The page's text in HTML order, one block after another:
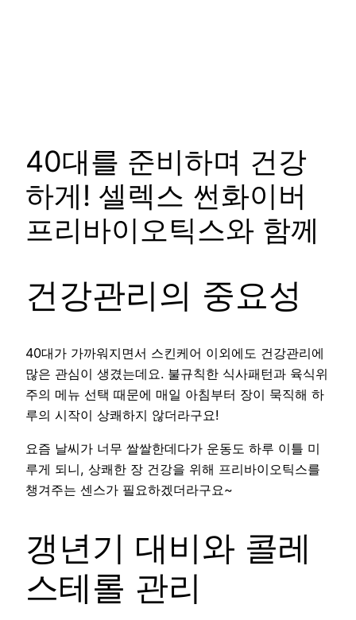
40대를 준비하며 건강
하게! 셀렉스 썬화이버
프리바이오틱스와 함께
건강관리의 중요성
40대가 가까워지면서 스킨케어 이외에도 건강관리에
많은 관심이 생겼는데요. 불규칙한 식사패턴과 육식위
주의 메뉴 선택 때문에 매일 아침부터 장이 묵직해 하
루의 시작이 상쾌하지 않더라구요!
요즘 날씨가 너무 쌀쌀한데다가 운동도 하루 이틀 미
루게 되니, 상쾌한 장 건강을 위해 프리바이오틱스를
챙겨주는 센스가 필요하겠더라구요~
갱년기 대비와 콜레
스테롤 관리